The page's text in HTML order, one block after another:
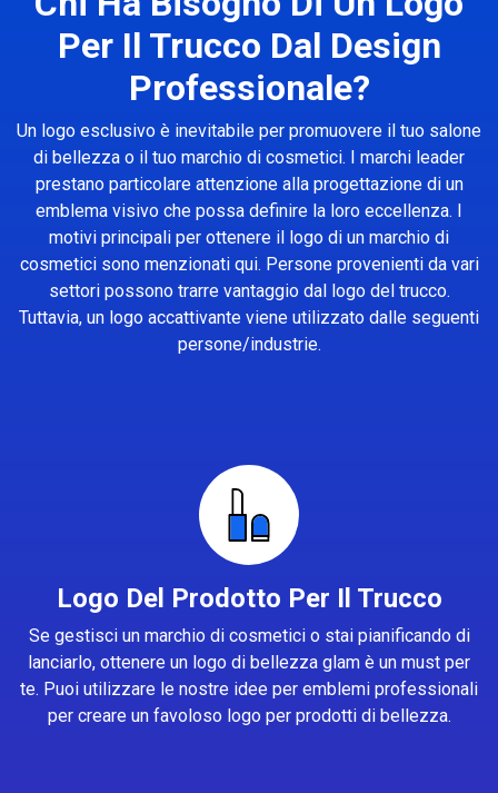
Per Il Trucco Dal Design
Professionale?
Un logo esclusivo è inevitabile per promuovere il tuo salone
di bellezza o il tuo marchio di cosmetici. I marchi leader
prestano particolare attenzione alla progettazione di un
emblema visivo che possa definire la loro eccellenza. I
motivi principali per ottenere il logo di un marchio di
cosmetici sono menzionati qui. Persone provenienti da vari
settori possono trarre vantaggio dal logo del trucco.
Tuttavia, un logo accattivante viene utilizzato dalle seguenti
persone/industrie.
Logo Del Prodotto Per Il Trucco
Se gestisci un marchio di cosmetici o stai pianificando di
lanciarlo, ottenere un logo di bellezza glam è un must per
te. Puoi utilizzare le nostre idee per emblemi professionali
per creare un favoloso logo per prodotti di bellezza.